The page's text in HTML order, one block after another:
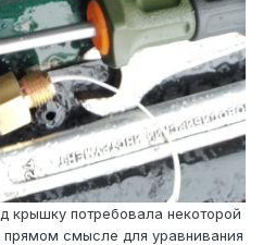
крышку потребовала некоторой
смысле для уравнивания